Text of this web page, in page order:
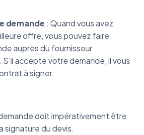
demande : Quand vous avez
offre, vous pouvez faire
auprès du fournisseur
accepte votre demande, il vous
à signer.
doit impérativement être
signature du devis.